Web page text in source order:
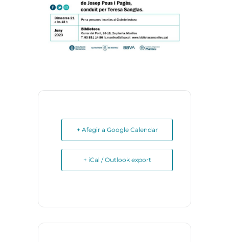
+ Afegir a Google Calendar
+ iCal / Outlook export